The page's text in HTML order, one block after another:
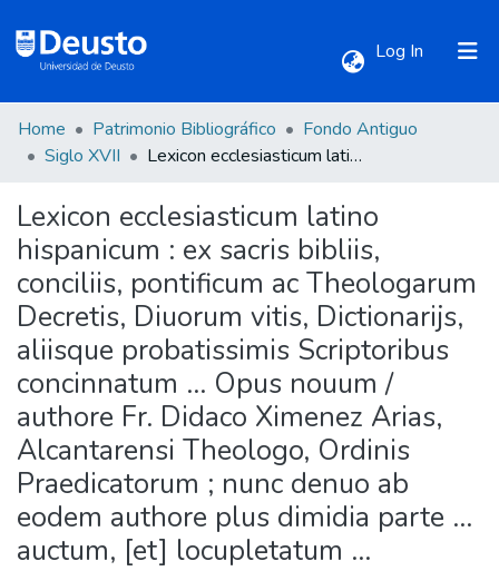
Log In (current)
Communities & Collections
All of DSpace
Statistics
Home Patrimonio Bibliográfico
Fondo Antiguo
Siglo XVII
Lexicon ecclesiasticum latino hispanicum : ex sacris bibliis, conciliis, pontificum ac Theologarum Decretis, Diuorum vitis, Dictionarijs, aliisque probatissimis Scriptoribus concinnatum ... Opus nouum / authore Fr. Didaco Ximenez Arias, Alcantarensi Theologo, Ordinis Praedicatorum ; nunc denuo ab eodem authore plus dimidia parte ... auctum, [et] locupletatum ...
Lexicon ecclesiasticum latino
hispanicum : ex sacris bibliis,
conciliis, pontificum ac Theologarum
Decretis, Diuorum vitis, Dictionarijs,
aliisque probatissimis Scriptoribus
concinnatum ... Opus nouum /
authore Fr. Didaco Ximenez Arias,
Alcantarensi Theologo, Ordinis
Praedicatorum ; nunc denuo ab
eodem authore plus dimidia parte ...
auctum, [et] locupletatum ...